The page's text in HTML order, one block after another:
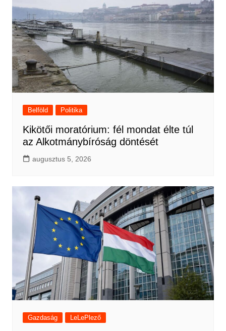
Belföld Politika
Kikötői moratórium: fél mondat élte túl
az Alkotmánybíróság döntését
augusztus 5, 2026
Gazdaság LeLePlező